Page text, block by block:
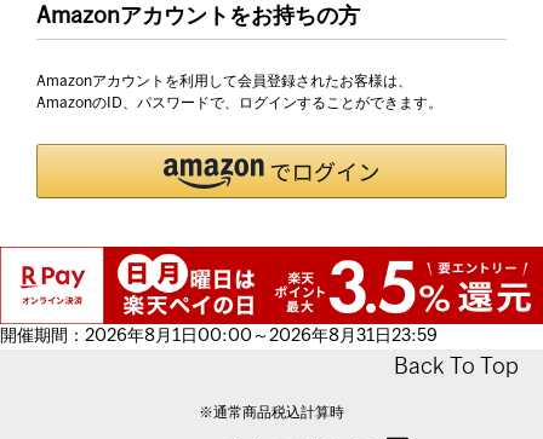
Amazonアカウントをお持ちの方
Amazonアカウントを利用して会員登録されたお客様は、
AmazonのID、パスワードで、ログインすることができます。
開催期間：2026年8月1日00:00～2026年8月31日23:59
Back To Top
※通常商品税込計算時